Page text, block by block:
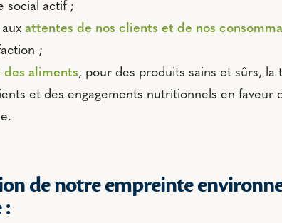
social actif ;
attentes de nos clients et de nos
;
aliments, pour des produits sains et sûrs, la
et des engagements nutritionnels en faveur
de notre empreinte